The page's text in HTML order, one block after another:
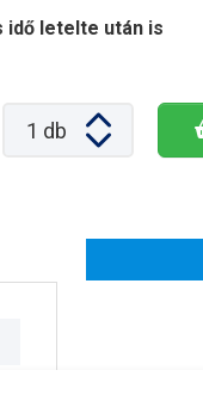
idő letelte után is
1 db